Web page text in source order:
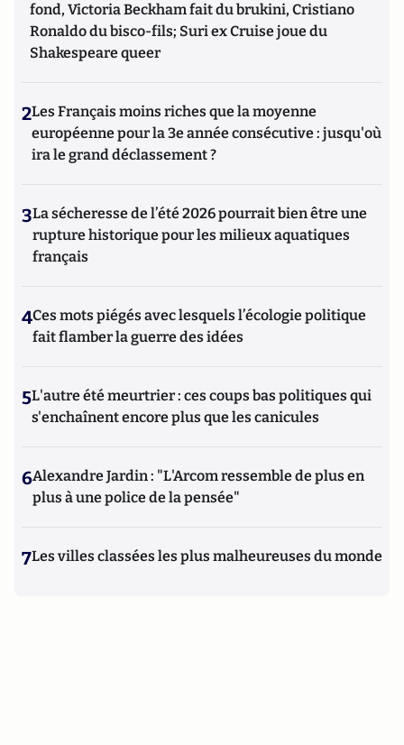
fond, Victoria Beckham fait du brukini, Cristiano
Ronaldo du bisco-fils; Suri ex Cruise joue du
Shakespeare queer
2Les Français moins riches que la moyenne
européenne pour la 3e année consécutive : jusqu'où
ira le grand déclassement ?
3La sécheresse de l’été 2026 pourrait bien être une
rupture historique pour les milieux aquatiques
français
4Ces mots piégés avec lesquels l’écologie politique
fait flamber la guerre des idées
5L'autre été meurtrier : ces coups bas politiques qui
s'enchaînent encore plus que les canicules
6Alexandre Jardin : "L'Arcom ressemble de plus en
plus à une police de la pensée"
7Les villes classées les plus malheureuses du monde